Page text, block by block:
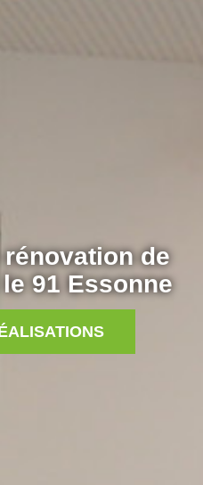
de
91 Essonne